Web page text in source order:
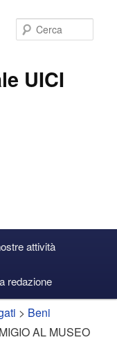
UICI
attività
redazione
> Beni
AL MUSEO